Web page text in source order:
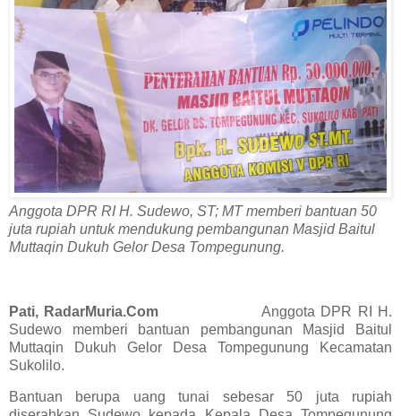
Anggota DPR RI H. Sudewo, ST; MT memberi bantuan 50
juta rupiah untuk mendukung pembangunan Masjid Baitul
Muttaqin Dukuh Gelor Desa Tompegunung.
Pati, RadarMuria.Com Anggota DPR RI H.
Sudewo memberi bantuan pembangunan Masjid Baitul
Muttaqin Dukuh Gelor Desa Tompegunung Kecamatan
Sukolilo.
Bantuan berupa uang tunai sebesar 50 juta rupiah